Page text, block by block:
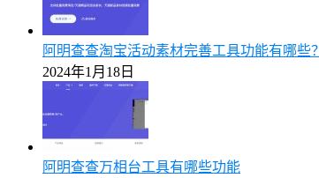
阿明查查淘宝活动素材完善工具功能有哪些？
2024年1月18日
阿明查查万相台工具有哪些功能